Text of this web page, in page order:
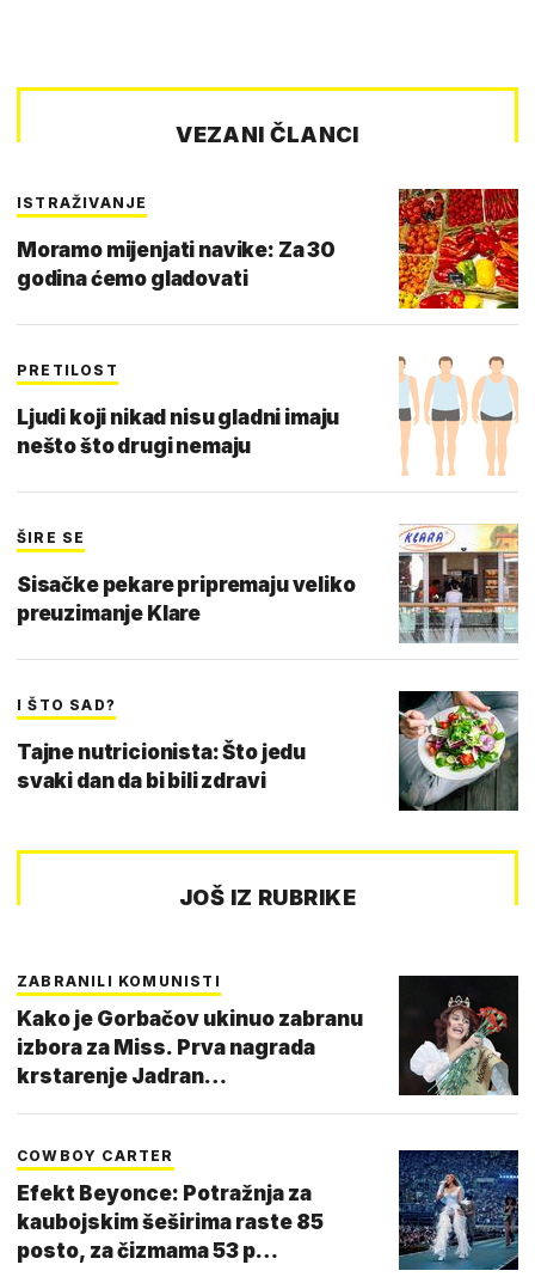
VEZANI ČLANCI
ISTRAŽIVANJE
Moramo mijenjati navike: Za 30
godina ćemo gladovati
PRETILOST
Ljudi koji nikad nisu gladni imaju
nešto što drugi nemaju
ŠIRE SE
Sisačke pekare pripremaju veliko
preuzimanje Klare
I ŠTO SAD?
Tajne nutricionista: Što jedu
svaki dan da bi bili zdravi
JOŠ IZ RUBRIKE
ZABRANILI KOMUNISTI
Kako je Gorbačov ukinuo zabranu
izbora za Miss. Prva nagrada
krstarenje Jadran…
COWBOY CARTER
Efekt Beyonce: Potražnja za
kaubojskim šeširima raste 85
posto, za čizmama 53 p…